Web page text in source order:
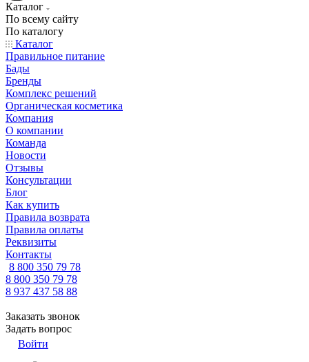
Каталог
По всему сайту
По каталогу
Каталог
Правильное питание
Бады
Бренды
Комплекс решений
Органическая косметика
Компания
О компании
Команда
Новости
Отзывы
Консультации
Блог
Как купить
Правила возврата
Правила оплаты
Реквизиты
Контакты
8 800 350 79 78
8 800 350 79 78
8 937 437 58 88
Заказать звонок
Задать вопрос
Войти